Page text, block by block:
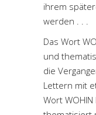
ihrem
werden . . .
Das Wort
und
die
Lettern mit
Wort